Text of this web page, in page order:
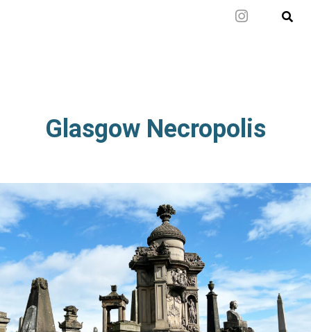
Glasgow Necropolis